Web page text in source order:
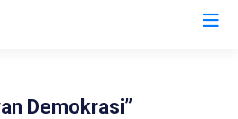
Demokrasi”